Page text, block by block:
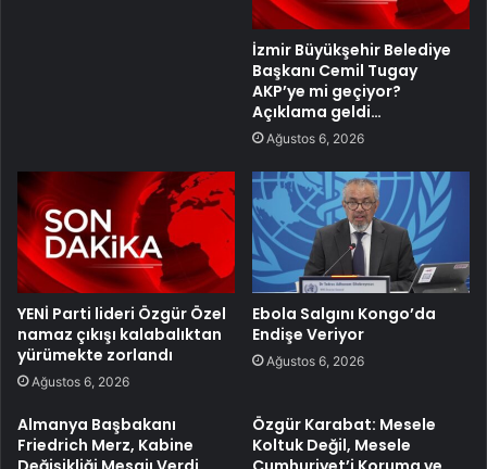
İzmir Büyükşehir Belediye
Başkanı Cemil Tugay
AKP’ye mi geçiyor?
Açıklama geldi…
Ağustos 6, 2026
YENİ Parti lideri Özgür Özel
namaz çıkışı kalabalıktan
yürümekte zorlandı
Ağustos 6, 2026
Ebola Salgını Kongo’da
Endişe Veriyor
Ağustos 6, 2026
Almanya Başbakanı
Friedrich Merz, Kabine
Özgür Karabat: Mesele
Koltuk Değil, Mesele